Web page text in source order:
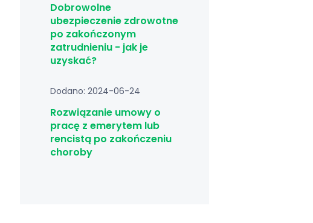
Dobrowolne
ubezpieczenie zdrowotne
po zakończonym
zatrudnieniu - jak je
uzyskać?
Dodano: 2024-06-24
Rozwiązanie umowy o
pracę z emerytem lub
rencistą po zakończeniu
choroby